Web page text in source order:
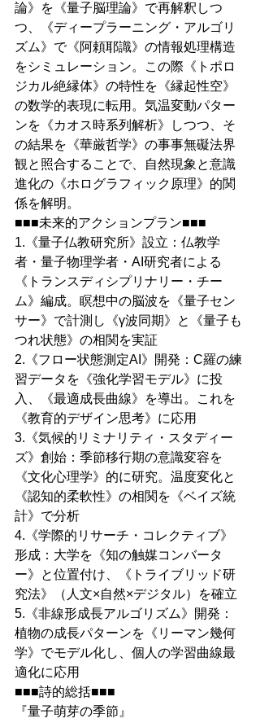
論》を《量子脳理論》で再解釈しつ
つ、《ディープラーニング・アルゴリ
ズム》で《阿頼耶識》の情報処理構造
をシミュレーション。この際《トポロ
ジカル絶縁体》の特性を《縁起性空》
の数学的表現に転用。気温変動パター
ンを《カオス時系列解析》しつつ、そ
の結果を《華厳哲学》の事事無礙法界
観と照合することで、自然現象と意識
進化の《ホログラフィック原理》的関
係を解明。
■■■未来的アクションプラン■■■
1.《量子仏教研究所》設立：仏教学
者・量子物理学者・AI研究者による
《トランスディシプリナリー・チー
ム》編成。瞑想中の脳波を《量子セン
サー》で計測し《γ波同期》と《量子も
つれ状態》の相関を実証
2.《フロー状態測定AI》開発：C羅の練
習データを《強化学習モデル》に投
入、《最適成長曲線》を導出。これを
《教育的デザイン思考》に応用
3.《気候的リミナリティ・スタディー
ズ》創始：季節移行期の意識変容を
《文化心理学》的に研究。温度変化と
《認知的柔軟性》の相関を《ベイズ統
計》で分析
4.《学際的リサーチ・コレクティブ》
形成：大学を《知の触媒コンバータ
ー》と位置付け、《トライブリッド研
究法》（人文×自然×デジタル）を確立
5.《非線形成長アルゴリズム》開発：
植物の成長パターンを《リーマン幾何
学》でモデル化し、個人の学習曲線最
適化に応用
■■■詩的総括■■■
『量子萌芽の季節』